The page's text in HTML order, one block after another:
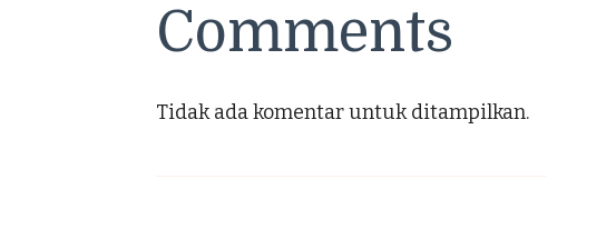
Comments
Tidak ada komentar untuk ditampilkan.